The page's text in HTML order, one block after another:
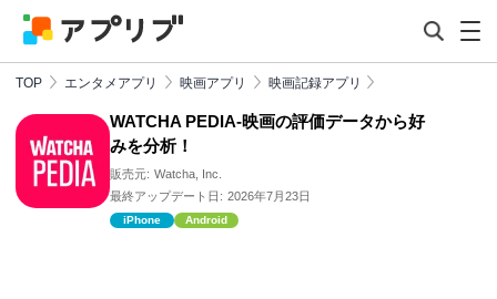
TOP エンタメアプリ 映画アプリ 映画記録アプリ
WATCHA PEDIA-映画の評価データから好
みを分析！
販売元: Watcha, Inc.
最終アップデート日: 2026年7月23日
iPhone Android